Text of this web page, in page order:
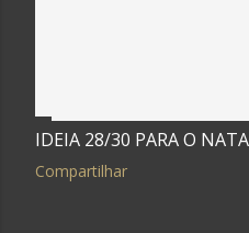
IDEIA 28/30 PARA O
Compartilhar